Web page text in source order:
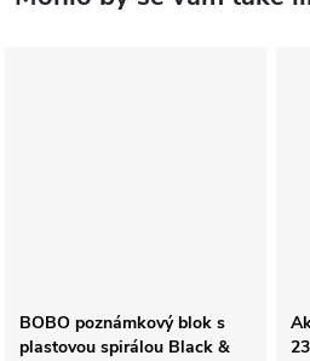
BOBO poznámkový blok s
plastovou spirálou Black &